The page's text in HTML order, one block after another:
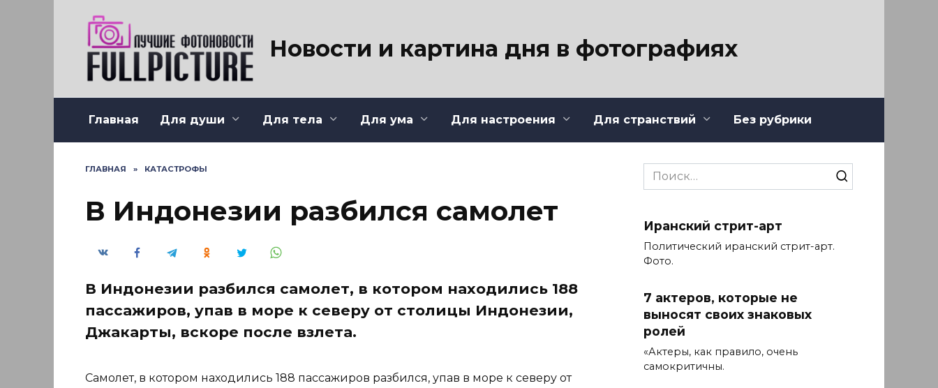
Новости и картина дня в фотографиях
Главная Для души Для тела Для ума Для настроения Для странствий Без рубрики
ГЛАВНАЯ » КАТАСТРОФЫ
В Индонезии разбился самолет
В Индонезии разбился самолет, в котором находились 188
пассажиров, упав в море к северу от столицы Индонезии,
Джакарты, вскоре после взлета.
Самолет, в котором находились 188 пассажиров разбился, упав в море к северу от
Search
for:
Иранский стрит-арт
Политический иранский стрит-арт.
Фото.
7 актеров, которые не
выносят своих знаковых
ролей
«Актеры, как правило, очень
самокритичны.